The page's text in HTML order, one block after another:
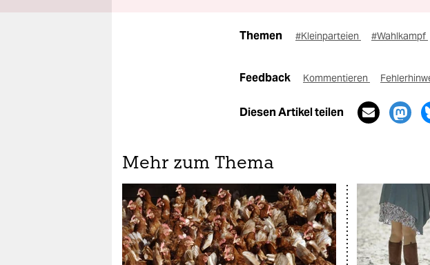
Themen #Kleinparteien #Wahlkampf
Feedback Kommentieren
Diesen Artikel teilen
Mehr zum Thema